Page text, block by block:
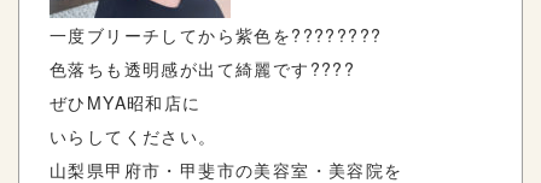
一度ブリーチしてから紫色を????????
色落ちも透明感が出て綺麗です????
ぜひ MYA昭和店に
いらしてください。
山梨県甲府市・甲斐市の美容室・美容院を